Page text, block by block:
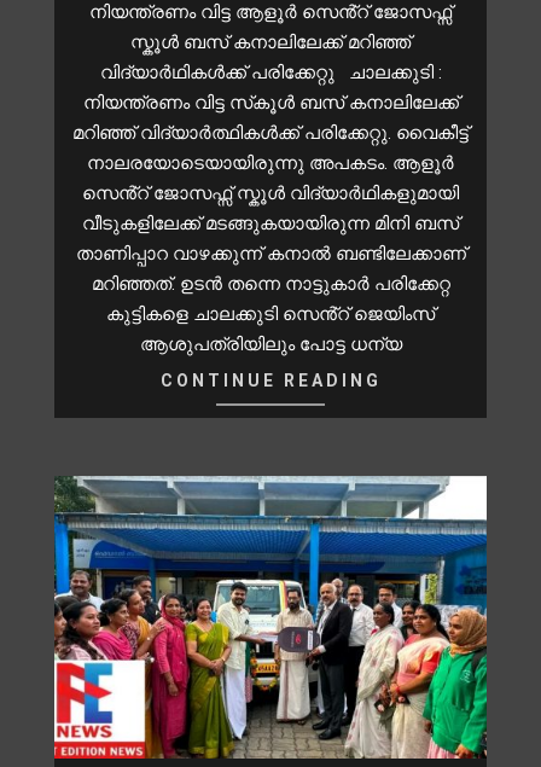
നിയന്ത്രണം വിട്ട ആളൂർ സെൻ്റ് ജോസഫ്സ്
സ്കൂൾ ബസ് കനാലിലേക്ക് മറിഞ്ഞ്
വിദ്യാർഥികൾക്ക് പരിക്കേറ്റു ചാലക്കുടി :
നിയന്ത്രണം വിട്ട സ്‌കൂൾ ബസ് കനാലിലേക്ക്
മറിഞ്ഞ് വിദ്യാർത്ഥികൾക്ക് പരിക്കേറ്റു. വൈകീട്ട്
നാലരയോടെയായിരുന്നു അപകടം. ആളൂർ
സെൻ്റ് ജോസഫ്സ് സ്കൂൾ വിദ്യാർഥികളുമായി
വീടുകളിലേക്ക് മടങ്ങുകയായിരുന്ന മിനി ബസ്
താണിപ്പാറ വാഴക്കുന്ന് കനാൽ ബണ്ടിലേക്കാണ്
മറിഞ്ഞത്. ഉടൻ തന്നെ നാട്ടുകാർ പരിക്കേറ്റ
കുട്ടികളെ ചാലക്കുടി സെൻ്റ് ജെയിംസ്
ആശുപത്രിയിലും പോട്ട ധന്യ
CONTINUE READING